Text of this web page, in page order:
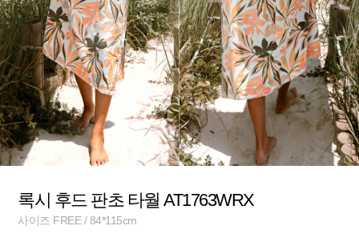
록시 후드 판초 타월 AT1763WRX
사이즈 FREE / 84*115cm